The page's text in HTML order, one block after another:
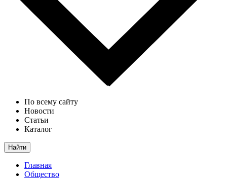
По всему сайту
Новости
Статьи
Каталог
Найти
Главная
Общество